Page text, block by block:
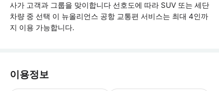
사가 고객과 그룹을 맞이합니다 선호도에 따라 SUV 또는 세단
차량 중 선택 이 뉴올리언스 공항 교통편 서비스는 최대 4인까
지 이용 가능합니다.
이용정보